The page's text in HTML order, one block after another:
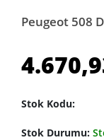
Peugeot 508
Stok Kodu:
Stok Durumu: